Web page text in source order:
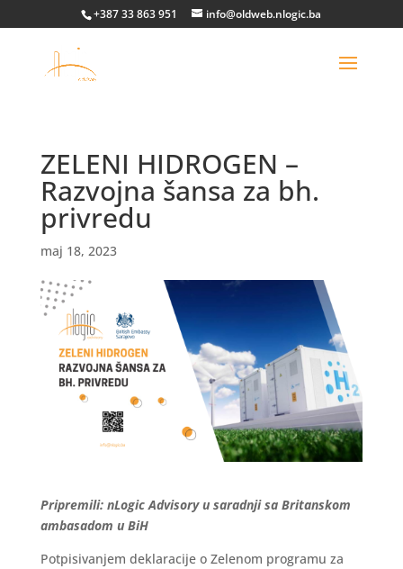
+387 33 863 951 info@oldweb.nlogic.ba
ZELENI HIDROGEN –
Razvojna šansa za bh.
privredu
maj 18, 2023
Pripremili: nLogic Advisory u saradnji sa Britanskom
ambasadom u BiH
Potpisivanjem deklaracije o Zelenom programu za